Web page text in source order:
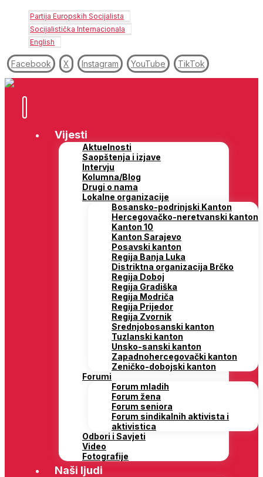
Partija Europskih Socijalista
Socijalistička Internacionala
English
Facebook X Instagram YouTube TikTok
Vijesti
Aktuelnosti
Saopštenja i izjave
Intervju
Kolumna/Blog
Drugi o nama
Lokalne organizacije
Bosansko-podrinjski Kanton
Hercegovačko-neretvanski kanton
Kanton 10
Kanton Sarajevo
Posavski kanton
Regija Banja Luka
Distriktna organizacija Brčko
Regija Doboj
Regija Gradiška
Regija Modriča
Regija Prijedor
Regija Zvornik
Srednjobosanski kanton
Tuzlanski kanton
Unsko-sanski kanton
Zapadnohercegovački kanton
Zeničko-dobojski kanton
Forumi
Forum mladih
Forum žena
Forum seniora
Forum sindikalnih aktivista i
aktivistica
Odbori i Savjeti
Video
Fotografije
Naši ljudi